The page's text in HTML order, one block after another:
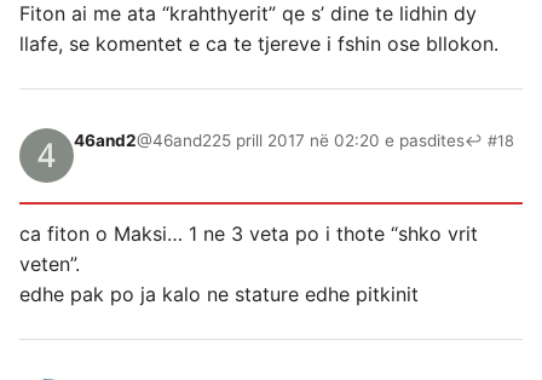
Fiton ai me ata “krahthyerit” qe s’ dine te lidhin dy
llafe, se komentet e ca te tjereve i fshin ose bllokon.
46and2@46and225 prill 2017 në 02:20 e pasdites↩ #18
ca fiton o Maksi… 1 ne 3 veta po i thote “shko vrit
veten”.
edhe pak po ja kalo ne stature edhe pitkinit